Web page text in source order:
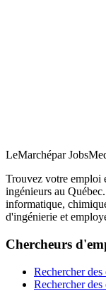
LeMarchépar
Trouvez votre emploi
ingénieurs au
informatique,
d'ingénierie et
Chercheurs
Rechercher des
Rechercher